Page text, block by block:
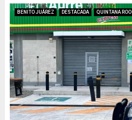
BENITO JUÁREZ DESTACADA QUINTANA ROO